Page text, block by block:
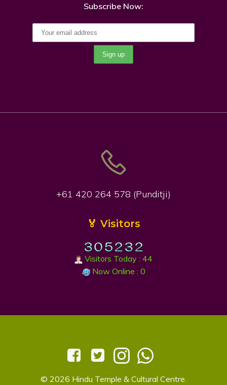
Subscribe Now:
+61 420 264 578 (Punditji)
🏅 Visitors
Visitors Today : 44
Now Online : 0
© 2026 Hindu Temple & Cultural Centre.